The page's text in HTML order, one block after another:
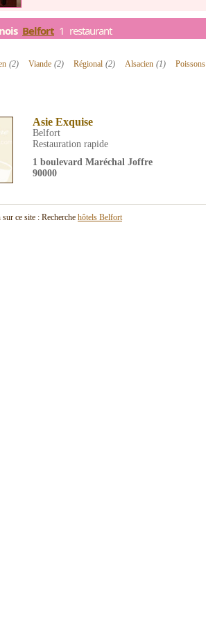
Belfort 1 restaurant
(2) Viande (2) Régional (2) Alsacien (1) Poissons
Asie Exquise
Belfort
Restauration rapide
1 boulevard Maréchal Joffre
90000
ce site : Recherche hôtels Belfort